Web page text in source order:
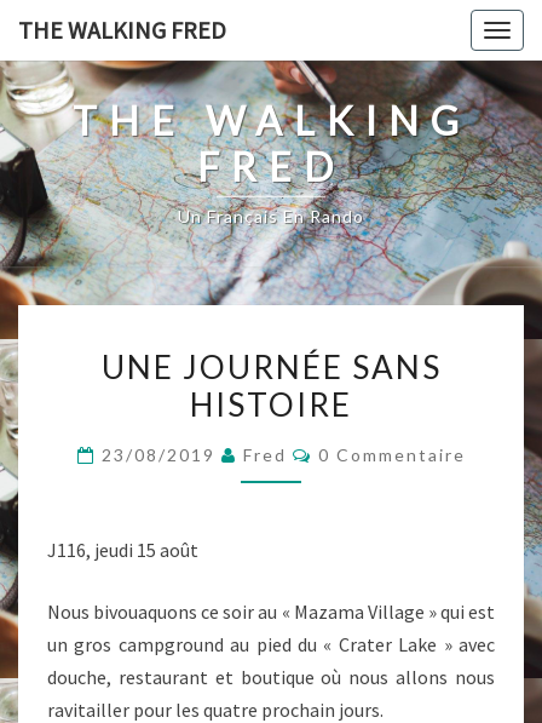
content
THE WALKING FRED
THE WALKING
FRED
Un Français En Rando
JOURNÉE
SANS
UNE JOURNÉE SANS
HISTOIRE
23/08/2019 Fred Commentaires
0 Commentaire
J116, jeudi 15 août
Nous bivouaquons ce soir au « Mazama Village » qui est
un gros campground au pied du « Crater Lake » avec
douche, restaurant et boutique où nous allons nous
ravitailler pour les quatre prochain jours.